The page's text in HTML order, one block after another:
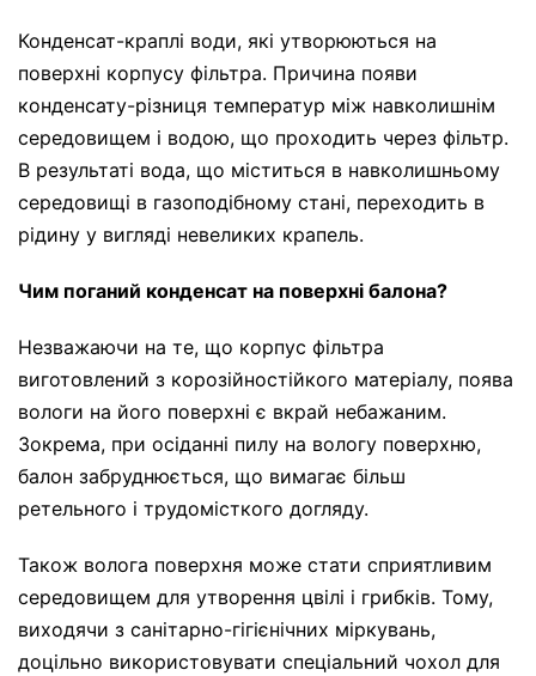
Конденсат-краплі води, які утворюються на
поверхні корпусу фільтра. Причина появи
конденсату-різниця температур між навколишнім
середовищем і водою, що проходить через фільтр.
В результаті вода, що міститься в навколишньому
середовищі в газоподібному стані, переходить в
рідину у вигляді невеликих крапель.
Чим поганий конденсат на поверхні балона?
Незважаючи на те, що корпус фільтра
виготовлений з корозійностійкого матеріалу, поява
вологи на його поверхні є вкрай небажаним.
Зокрема, при осіданні пилу на вологу поверхню,
балон забруднюється, що вимагає більш
ретельного і трудомісткого догляду.
Також волога поверхня може стати сприятливим
середовищем для утворення цвілі і грибків. Тому,
виходячи з санітарно-гігієнічних міркувань,
доцільно використовувати спеціальний чохол для